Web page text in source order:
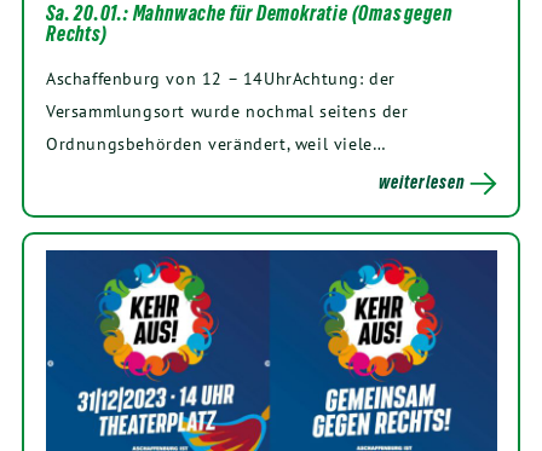
Sa. 20.01.: Mahnwache für Demokratie (Omas gegen
Rechts)
Aschaffenburg von 12 – 14UhrAchtung: der
Versammlungsort wurde nochmal seitens der
Ordnungsbehörden verändert, weil viele…
weiterlesen